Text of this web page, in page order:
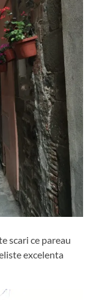
scari ce pareau
excelenta